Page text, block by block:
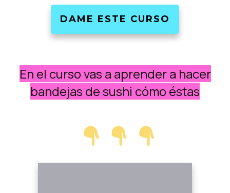
DAME ESTE CURSO
En el curso vas a aprender a hacer
bandejas de sushi cómo éstas